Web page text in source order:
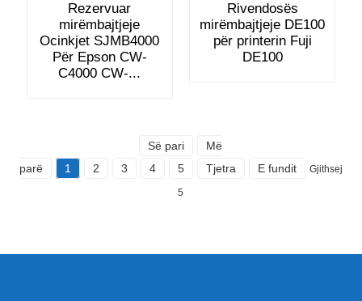
Rezervuar
mirëmbajtjeje
Ocinkjet SJMB4000
Për Epson CW-
C4000 CW-...
Rivendosës
mirëmbajtjeje DE100
për printerin Fuji
DE100
Së pari
Më
parë
1 2 3 4 5 Tjetra E fundit Gjithsej
5